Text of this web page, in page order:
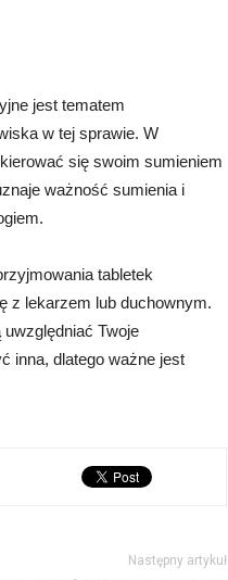
jest tematem
w tej sprawie. W
się swoim sumieniem
ważność sumienia i
tabletek
z lekarzem lub duchownym.
Twoje
inna, dlatego ważne jest
Następny artykuł